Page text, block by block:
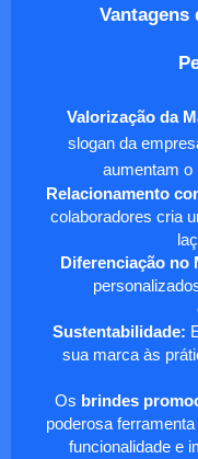
Valorização da
slogan da
aumentam o
Relacionamento
colaboradores cria
Diferenciação no
Sustentabilidade:
sua marca às
Os brindes
poderosa
funcionalidade e